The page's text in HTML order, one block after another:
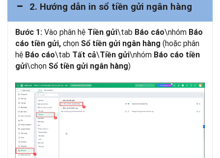
2. Hướng dẫn in sổ tiền gửi ngân hàng
Bước 1: Vào phân hệ Tiền gửi\tab Báo cáo\nhóm Báo
cáo tiền gửi, chọn Sổ tiền gửi ngân hàng (hoặc phân
hệ Báo cáo\tab Tất cả\Tiền gửi\nhóm Báo cáo tiền
gửi\chọn Sổ tiền gửi ngân hàng)